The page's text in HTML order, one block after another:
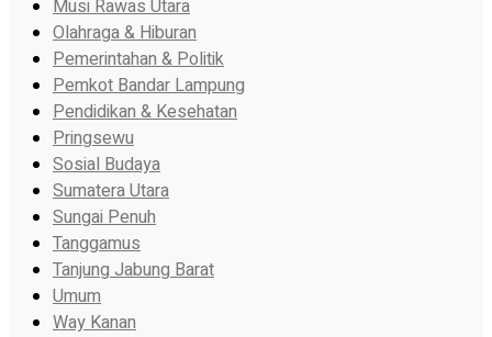
Musi Rawas Utara
Olahraga & Hiburan
Pemerintahan & Politik
Pemkot Bandar Lampung
Pendidikan & Kesehatan
Pringsewu
Sosial Budaya
Sumatera Utara
Sungai Penuh
Tanggamus
Tanjung Jabung Barat
Umum
Way Kanan